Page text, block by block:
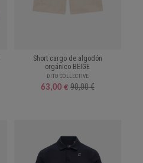
Short cargo de algodón
orgánico BEIGE
DITO COLLECTIVE
63,00 € 90,00 €